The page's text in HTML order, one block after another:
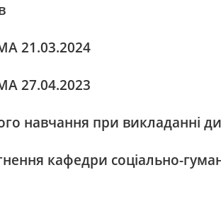
21.03.2024
27.04.2023
навчання при викладанні
кафедри соціально-